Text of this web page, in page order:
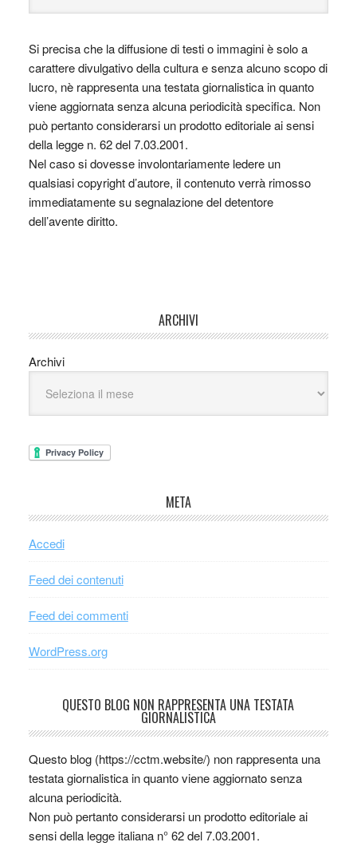
Si precisa che la diffusione di testi o immagini è solo a
carattere divulgativo della cultura e senza alcuno scopo di
lucro, nè rappresenta una testata giornalistica in quanto
viene aggiornata senza alcuna periodicità specifica. Non
può pertanto considerarsi un prodotto editoriale ai sensi
della legge n. 62 del 7.03.2001.
Nel caso si dovesse involontariamente ledere un
qualsiasi copyright d’autore, il contenuto verrà rimosso
immediatamente su segnalazione del detentore
dell’avente diritto.
ARCHIVI
Archivi
META
Accedi
Feed dei contenuti
Feed dei commenti
WordPress.org
QUESTO BLOG NON RAPPRESENTA UNA TESTATA
GIORNALISTICA
Questo blog (https://cctm.website/) non rappresenta una
testata giornalistica in quanto viene aggiornato senza
alcuna periodicità.
Non può pertanto considerarsi un prodotto editoriale ai
sensi della legge italiana n° 62 del 7.03.2001.